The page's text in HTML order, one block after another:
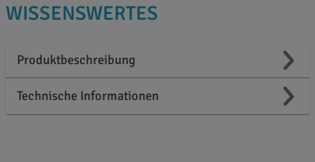
WISSENSWERTES
Produktbeschreibung
Technische Informationen